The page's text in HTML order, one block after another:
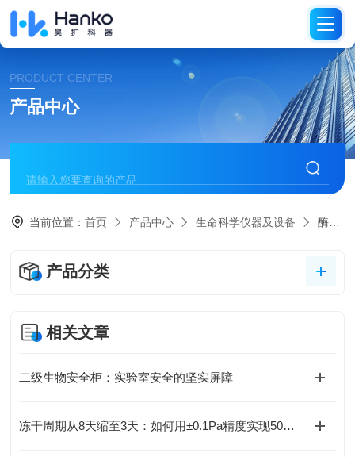
PRODUCT CENTER
产品中心
当前位置：首页 产品中心 生命科学仪器及设备 酶标仪
产品分类
相关文章
二级生物安全柜：实验室安全的坚实屏障
冻干周期从8天缩至3天：如何用±0.1Pa精度实现50%~60%工艺提效？